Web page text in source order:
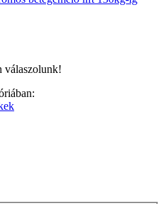
válaszolunk!